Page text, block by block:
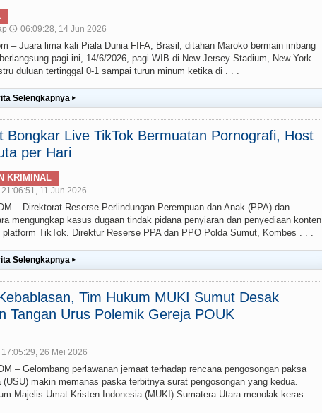
🕔 06:09:28, 14 Jun 2026
– Juara lima kali Piala Dunia FIFA, Brasil, ditahan Maroko bermain imbang
pagi ini, 14/6/2026, pagi WIB di New Jersey Stadium, New York
duluan tertinggal 0-1 sampai turun minum ketika di . . .
Selengkapnya ▸
Bongkar Live TikTok Bermuatan Pornografi, Host
per Hari
KRIMINAL
21:06:51, 11 Jun 2026
– Direktorat Reserse Perlindungan Perempuan dan Anak (PPA) dan
mengungkap kasus dugaan tindak pidana penyiaran dan penyediaan konten
TikTok. Direktur Reserse PPA dan PPO Polda Sumut, Kombes . . .
Selengkapnya ▸
Tim Hukum MUKI Sumut Desak
Tangan Urus Polemik Gereja POUK
17:05:29, 26 Mei 2026
– Gelombang perlawanan jemaat terhadap rencana pengosongan paksa
makin memanas paska terbitnya surat pengosongan yang kedua.
Majelis Umat Kristen Indonesia (MUKI) Sumatera Utara menolak keras